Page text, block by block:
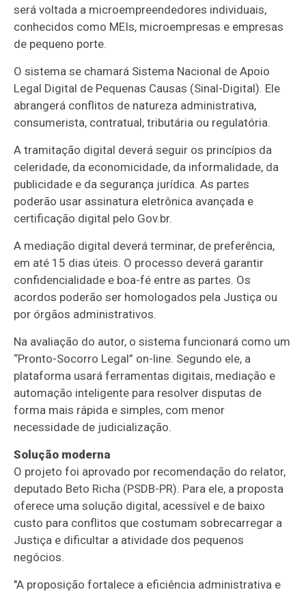
será voltada a microempreendedores individuais,
conhecidos como MEIs, microempresas e empresas
de pequeno porte.
O sistema se chamará Sistema Nacional de Apoio
Legal Digital de Pequenas Causas (Sinal-Digital). Ele
abrangerá conflitos de natureza administrativa,
consumerista, contratual, tributária ou regulatória.
A tramitação digital deverá seguir os princípios da
celeridade, da economicidade, da informalidade, da
publicidade e da segurança jurídica. As partes
poderão usar assinatura eletrônica avançada e
certificação digital pelo Gov.br.
A mediação digital deverá terminar, de preferência,
em até 15 dias úteis. O processo deverá garantir
confidencialidade e boa-fé entre as partes. Os
acordos poderão ser homologados pela Justiça ou
por órgãos administrativos.
Na avaliação do autor, o sistema funcionará como um
“Pronto-Socorro Legal” on-line. Segundo ele, a
plataforma usará ferramentas digitais, mediação e
automação inteligente para resolver disputas de
forma mais rápida e simples, com menor
necessidade de judicialização.
Solução moderna
O projeto foi aprovado por recomendação do relator,
deputado Beto Richa (PSDB-PR). Para ele, a proposta
oferece uma solução digital, acessível e de baixo
custo para conflitos que costumam sobrecarregar a
Justiça e dificultar a atividade dos pequenos
negócios.
"A proposição fortalece a eficiência administrativa e